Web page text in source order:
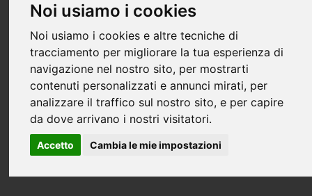
Noi usiamo i cookies
Noi usiamo i cookies e altre tecniche di
tracciamento per migliorare la tua esperienza di
navigazione nel nostro sito, per mostrarti
contenuti personalizzati e annunci mirati, per
analizzare il traffico sul nostro sito, e per capire
da dove arrivano i nostri visitatori.
Accetto Cambia le mie impostazioni